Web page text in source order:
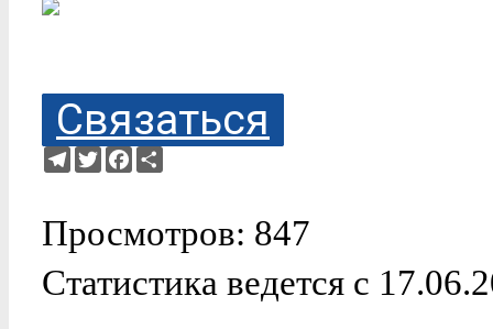
Связаться
Telegram
TwitterFacebook
Просмотров: 847
Статистика ведется с